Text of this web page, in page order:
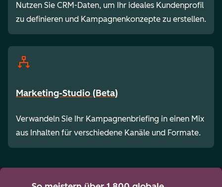
Nutzen Sie CRM-Daten, um Ihr ideales Kundenprofil
zu definieren und Kampagnenkonzepte zu erstellen.
Marketing-Studio (Beta)
Verwandeln Sie Ihr Kampagnenbriefing in einen Mix
aus Inhalten für verschiedene Kanäle und Formate.